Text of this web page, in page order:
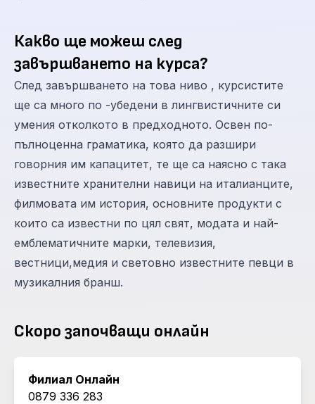
Какво ще можеш след
завършването на курса?
След завършването на това ниво , курсистите
ще са много по -убедени в лингвистичните си
умения отколкото в предходното. Освен по-
пълноценна граматика, която да разшири
говорния им капацитет, те ще са наясно с така
известните хранителни навици на италианците,
филмовата им история, основните продукти с
които са известни по цял свят, модата и най-
емблематичните марки, телевизия,
вестници,медия и световно известните певци в
музикалния бранш.
Скоро започващи онлайн
Филиал Онлайн
0879 336 283